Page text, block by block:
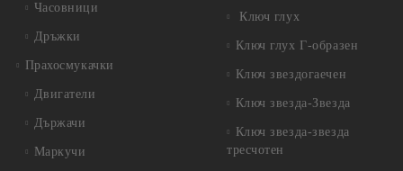
Часовници
Дръжки
Прахосмукачки
Двигатели
Държачи
Маркучи
Ключ глух
Ключ глух Г-образен
Ключ звездогаечен
Ключ звезда-Звезда
Ключ звезда-звезда
тресчотен